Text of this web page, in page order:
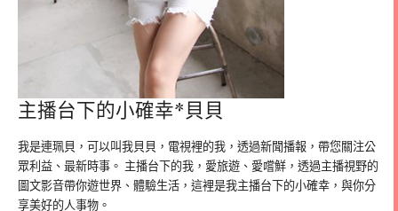
主播台下的小確幸*貝貝
我是連珮貝，可以叫我貝貝，電視裡的我，透過新聞播報，帶您關注公
眾利益、最新時事。 主播台下的我，愛旅遊、愛嚐鮮，透過主播視野的
圖文影音帶你遊世界、體驗生活，這裡是我主播台下的小確幸，與你分
享美好的人事物。